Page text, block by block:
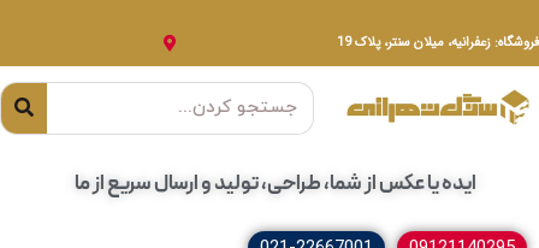
فروشگاه: زعفرانیه، میلان سنتر، پلاک 19
ایده یا عکس از شما، طراحی، تولید و ارسال سریع از ما